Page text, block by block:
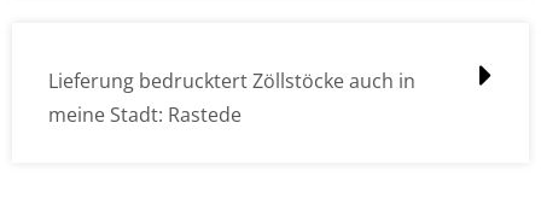
Lieferung bedrucktert Zöllstöcke auch in
meine Stadt: Rastede